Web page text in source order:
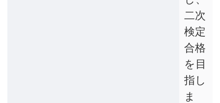
二次
検定
合格
を目
指し
ま